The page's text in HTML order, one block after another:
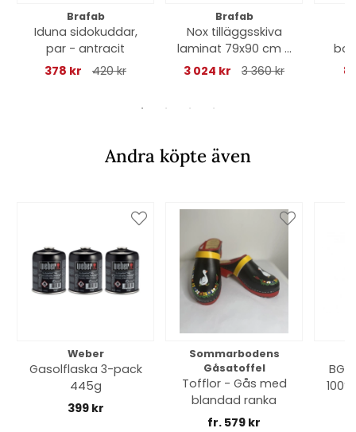
Brafab
Iduna sidokuddar,
par - antracit
378 kr
420 kr
Brafab
Nox tilläggsskiva
laminat 79x90 cm -
grå betonglook
3 024 kr 3 360 kr
Andra köpte även
Weber
Gasolflaska 3-pack
445g
399 kr
Sommarbodens
Gåsatoffel
Tofflor - Gås med
blandad ranka
fr. 579 kr